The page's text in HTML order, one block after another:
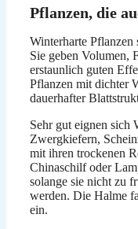
Pflanzen, die
Winterharte Pflanzen
Sie geben Volumen,
erstaunlich guten
Pflanzen mit dichter
dauerhafter
Sehr gut eignen sich
Zwergkiefern,
mit ihren trockenen
Chinaschilf oder
solange sie nicht zu
werden. Die Halme
ein.